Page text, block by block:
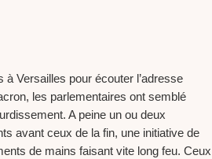
à Versailles pour écouter l’adresse
les parlementaires ont semblé
A peine un ou deux
avant ceux de la fin, une initiative de
de mains faisant vite long feu. Ceux